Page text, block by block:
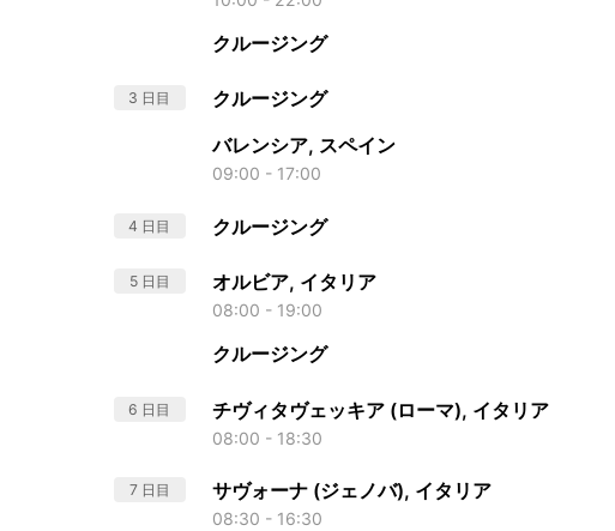
クルージング
3 日目 クルージング
バレンシア, スペイン
09:00 - 17:00
4 日目 クルージング
5 日目 オルビア, イタリア
08:00 - 19:00
クルージング
6 日目 チヴィタヴェッキア (ローマ), イタリア
08:00 - 18:30
7 日目 サヴォーナ (ジェノバ), イタリア
08:30 - 16:30